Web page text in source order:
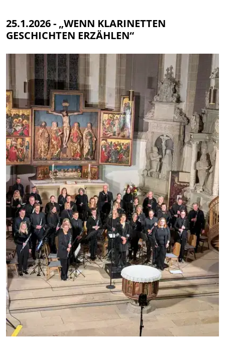
25.1.2026 - „WENN KLARINETTEN
GESCHICHTEN ERZÄHLEN“